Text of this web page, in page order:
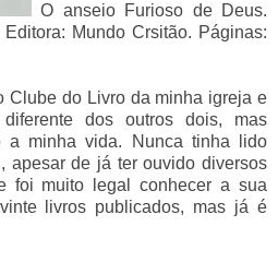
O anseio Furioso de Deus.
Mundo Crsitão. Páginas:
Clube do Livro da minha igreja e
dos outros dois, mas
a minha vida. Nunca tinha lido
apesar de já ter ouvido diversos
foi muito legal conhecer a sua
livros publicados, mas já é